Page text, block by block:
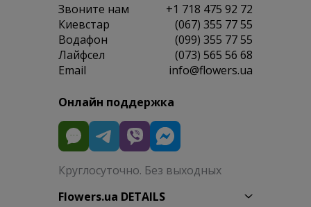
Звоните нам
+1 718 475 92 72
Киевстар
(067) 355 77 55
Водафон
(099) 355 77 55
Лайфсел
(073) 565 56 68
Email
info@flowers.ua
Онлайн поддержка
Круглосуточно. Без выходных
Flowers.ua DETAILS